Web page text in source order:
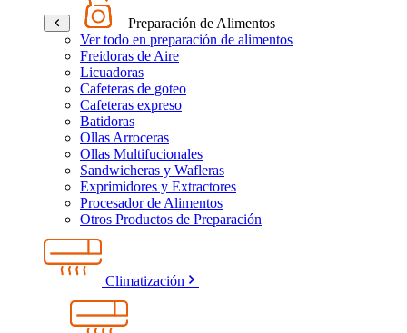
Preparación de Alimentos
Ver todo en preparación de alimentos
Freidoras de Aire
Licuadoras
Cafeteras de goteo
Cafeteras expreso
Batidoras
Ollas Arroceras
Ollas Multifucionales
Sandwicheras y Wafleras
Exprimidores y Extractores
Procesador de Alimentos
Otros Productos de Preparación
Climatización